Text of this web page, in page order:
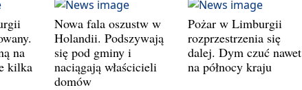
na
kilka
Nowa fala oszustw w
Holandii. Podszywają
się pod gminy i
naciągają właścicieli
domów
Pożar w Limburgii
rozprzestrzenia się
dalej. Dym czuć nawet
na północy kraju